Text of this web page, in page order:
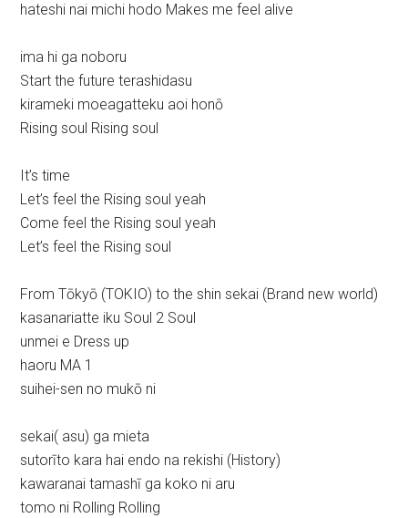
hateshi nai michi hodo Makes me feel alive
ima hi ga noboru
Start the future terashidasu
kirameki moeagatteku aoi honō
Rising soul Rising soul
It’s time
Let’s feel the Rising soul yeah
Come feel the Rising soul yeah
Let’s feel the Rising soul
From Tōkyō (TOKIO) to the shin sekai (Brand new world)
kasanariatte iku Soul 2 Soul
unmei e Dress up
haoru MA 1
suihei-sen no mukō ni
sekai( asu) ga mieta
sutorīto kara hai endo na rekishi (History)
kawaranai tamashī ga koko ni aru
tomo ni Rolling Rolling